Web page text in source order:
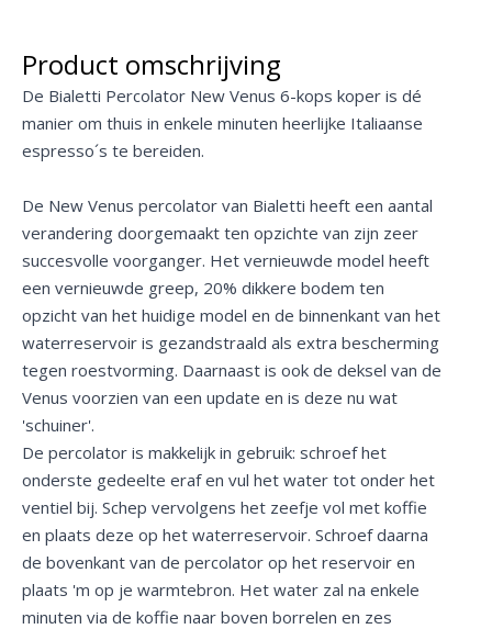
Product omschrijving
De Bialetti Percolator New Venus 6-kops koper is dé
manier om thuis in enkele minuten heerlijke Italiaanse
espresso´s te bereiden.
De New Venus percolator van Bialetti heeft een aantal
verandering doorgemaakt ten opzichte van zijn zeer
succesvolle voorganger. Het vernieuwde model heeft
een vernieuwde greep, 20% dikkere bodem ten
opzicht van het huidige model en de binnenkant van het
waterreservoir is gezandstraald als extra bescherming
tegen roestvorming. Daarnaast is ook de deksel van de
Venus voorzien van een update en is deze nu wat
'schuiner'.
De percolator is makkelijk in gebruik: schroef het
onderste gedeelte eraf en vul het water tot onder het
ventiel bij. Schep vervolgens het zeefje vol met koffie
en plaats deze op het waterreservoir. Schroef daarna
de bovenkant van de percolator op het reservoir en
plaats 'm op je warmtebron. Het water zal na enkele
minuten via de koffie naar boven borrelen en zes